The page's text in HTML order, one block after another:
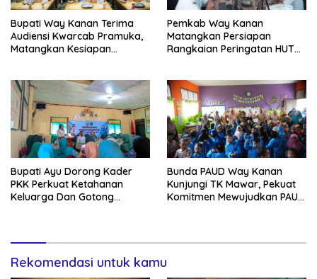
Bupati Way Kanan Terima
Audiensi Kwarcab Pramuka,
Matangkan Kesiapan
Pemkab Way Kanan
Matangkan Persiapan
Rangkaian Peringatan HUT
Bupati Ayu Dorong Kader
PKK Perkuat Ketahanan
Keluarga Dan Gotong
Bunda PAUD Way Kanan
Kunjungi TK Mawar, Pekuat
Komitmen Mewujudkan PAUD
Rekomendasi untuk kamu